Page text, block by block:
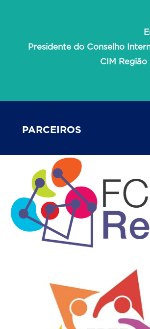
Presidente do Conselho
CIM
PARCEIROS